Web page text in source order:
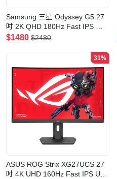
Samsung 三星 Odyssey G5 27
吋 2K QHD 180Hz Fast IPS 電
競顯示器(LS27DG502ECXXK)
$1480 $2480
31%
ASUS ROG Strix XG27UCS 27
吋 4K UHD 160Hz Fast IPS USB